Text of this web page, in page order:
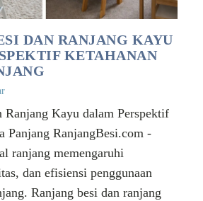
DAN RANJANG KAYU
KETAHANAN
Ranjang Kayu dalam Perspektif
Panjang RanjangBesi.com -
ranjang memengaruhi
dan efisiensi penggunaan
Ranjang besi dan ranjang